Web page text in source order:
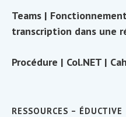
Teams |
transcription dans une
Procédure | Col.NET |
RESSOURCES – ÉDUCTIVE